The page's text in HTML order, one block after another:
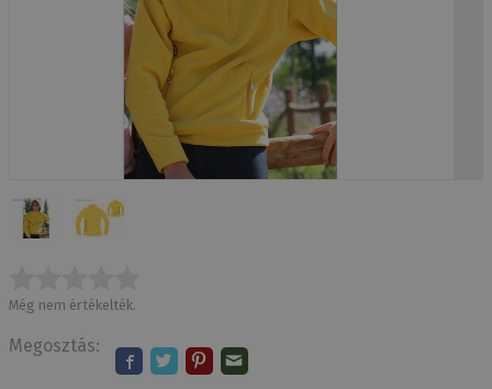
Még nem értékelték.
Megosztás: